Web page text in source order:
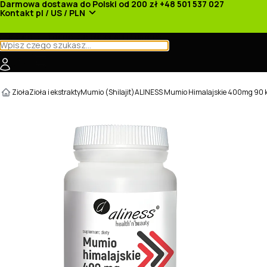
Darmowa dostawa do Polski od 200 zł +48 501 537 027
Kontakt pl / US / PLN
ZiołaZioła i ekstraktyMumio (Shilajit)ALINESS Mumio Himalajskie 400mg 90